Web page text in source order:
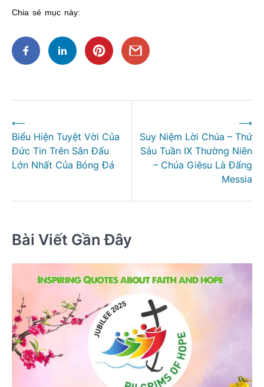
Chia sẻ mục này:
hướng
bài
viết
⟵
Biểu Hiện Tuyệt Vời Của
Đức Tin Trên Sân Đấu
Lớn Nhất Của Bóng Đá
Suy Niệm Lời Chúa – Thứ
Sáu Tuần IX Thường Niên
– Chúa Giêsu Là Đấng
Messia
⟶
Bài Viết Gần Đây